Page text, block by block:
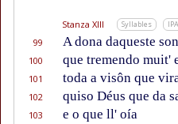
Stanza XIII Syllables IPA
99 A dona daqueste
100 que tremendo muit'
101 toda a visôn que
102 quiso Déus que da
103 e o que ll' oía